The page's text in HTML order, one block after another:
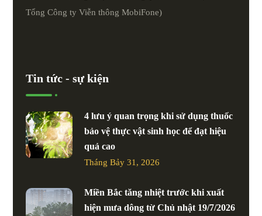
Tổng Công ty Viễn thông MobiFone)
Tin tức - sự kiện
4 lưu ý quan trọng khi sử dụng thuốc
bảo vệ thực vật sinh học để đạt hiệu
quả cao
Tháng Bảy 31, 2026
Miền Bắc tăng nhiệt trước khi xuất
hiện mưa dông từ Chủ nhật 19/7/2026